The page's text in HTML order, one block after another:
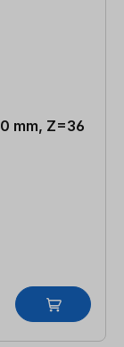
mm, Z=36